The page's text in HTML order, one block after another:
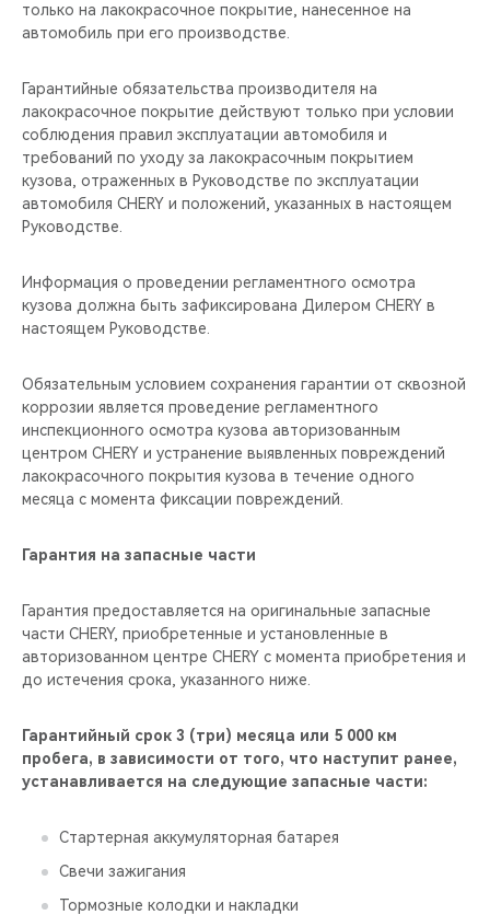
только на лакокрасочное покрытие, нанесенное на
автомобиль при его производстве.
Гарантийные обязательства производителя на
лакокрасочное покрытие действуют только при условии
соблюдения правил эксплуатации автомобиля и
требований по уходу за лакокрасочным покрытием
кузова, отраженных в Руководстве по эксплуатации
автомобиля CHERY и положений, указанных в настоящем
Руководстве.
Информация о проведении регламентного осмотра
кузова должна быть зафиксирована Дилером CHERY в
настоящем Руководстве.
Обязательным условием сохранения гарантии от сквозной
коррозии является проведение регламентного
инспекционного осмотра кузова авторизованным
центром CHERY и устранение выявленных повреждений
лакокрасочного покрытия кузова в течение одного
месяца с момента фиксации повреждений.
Гарантия на запасные части
Гарантия предоставляется на оригинальные запасные
части CHERY, приобретенные и установленные в
авторизованном центре CHERY с момента приобретения и
до истечения срока, указанного ниже.
Гарантийный срок 3 (три) месяца или 5 000 км
пробега, в зависимости от того, что наступит ранее,
устанавливается на следующие запасные части:
Стартерная аккумуляторная батарея
Свечи зажигания
Тормозные колодки и накладки